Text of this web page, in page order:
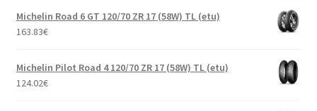
Michelin Road 6 GT 120/70 ZR 17 (58W) TL (etu)
163.83€
Michelin Pilot Road 4 120/70 ZR 17 (58W) TL (etu)
124.02€